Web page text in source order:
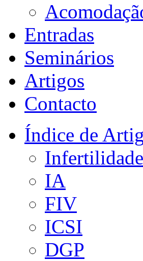
Entradas
Seminários
Artigos
Contacto
Índice de
Infertilidade
IA
FIV
ICSI
DGP